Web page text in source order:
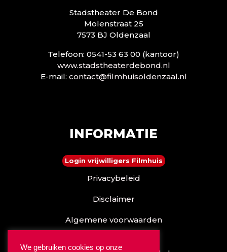
Stadstheater De Bond
Molenstraat 25
7573 BJ Oldenzaal
Telefoon: 0541-53 63 00 (kantoor)
www.stadstheaterdebond.nl
E-mail: contact@filmhuisoldenzaal.nl
INFORMATIE
Login vrijwilligers Filmhuis
Privacybeleid
Disclaimer
Algemene voorwaarden
We gebruiken cookies op onze